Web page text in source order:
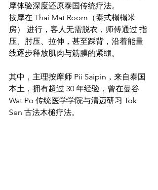
摩体验深度还原泰国传统疗法。
按摩在 Thai Mat Room（泰式榻榻米
房） 进行，客人无需脱衣，师傅通过 指
压、肘压、拉伸，甚至踩背，沿着能量
线逐步释放肌肉与筋膜的紧绷。
其中，主理按摩师 Pii Saipin，来自泰国
本土，拥有超过 30 年经验，曾在曼谷
Wat Po 传统医学学院与清迈研习 Tok
Sen 古法木槌疗法。